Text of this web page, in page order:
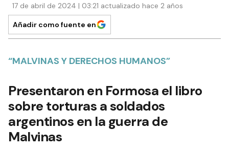
17 de abril de 2024 | 03:21 actualizado hace 2 años
Añadir como fuente en
“MALVINAS Y DERECHOS HUMANOS”
Presentaron en Formosa el libro
sobre torturas a soldados
argentinos en la guerra de
Malvinas